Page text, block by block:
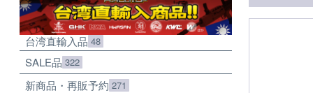
台湾直輸入品 48
SALE品 322
新商品・再販予約 271